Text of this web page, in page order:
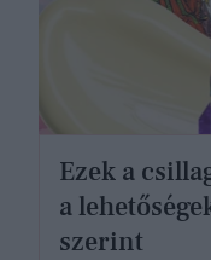
Ezek a
a
szerint